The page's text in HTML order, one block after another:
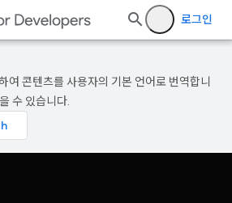
로그인
여 콘텐츠를 사용자의 기본 언어로 번역합니
수 있습니다.